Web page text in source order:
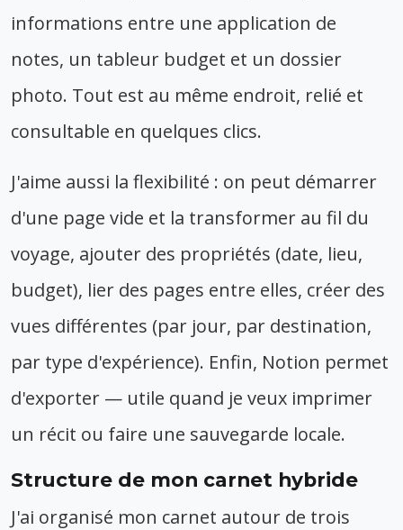
informations entre une application de
notes, un tableur budget et un dossier
photo. Tout est au même endroit, relié et
consultable en quelques clics.
J'aime aussi la flexibilité : on peut démarrer
d'une page vide et la transformer au fil du
voyage, ajouter des propriétés (date, lieu,
budget), lier des pages entre elles, créer des
vues différentes (par jour, par destination,
par type d'expérience). Enfin, Notion permet
d'exporter — utile quand je veux imprimer
un récit ou faire une sauvegarde locale.
Structure de mon carnet hybride
J'ai organisé mon carnet autour de trois